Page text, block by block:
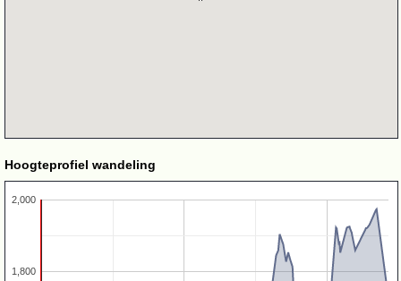
Hoogteprofiel wandeling
1,800
2,000